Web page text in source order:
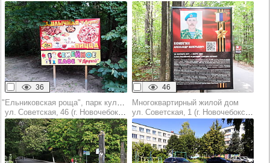
36 46
ул. Советская, 46 (г. Новочебоксарск)
Многоквартирный жилой дом
ул. Советская, 1 (г. Новочебоксарск)